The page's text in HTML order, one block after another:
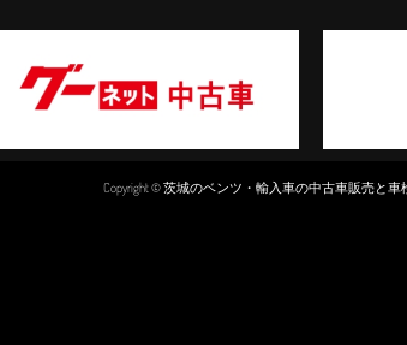
Copyright © 茨城のベンツ・輸入車の中古車販売と